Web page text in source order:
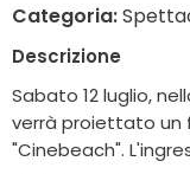
Categoria:
Descrizione
Sabato 12 luglio,
verrà proiettato un
"Cinebeach".